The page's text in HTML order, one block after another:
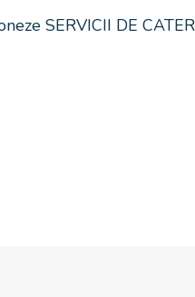
SERVICII DE